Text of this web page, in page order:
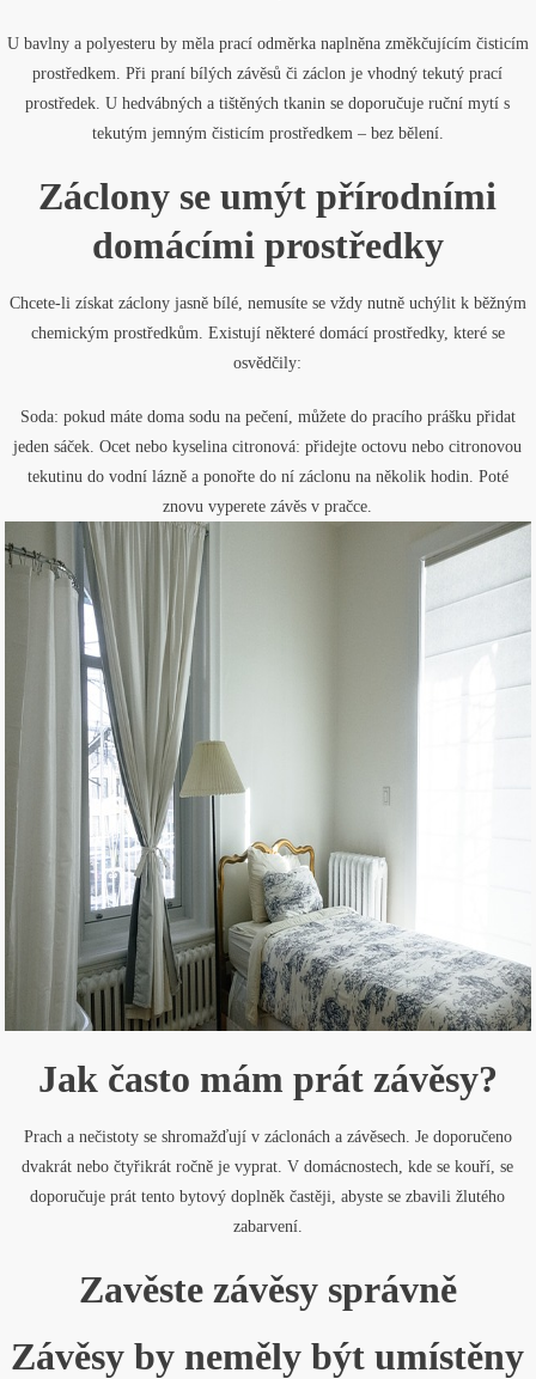
U bavlny a polyesteru by měla prací odměrka naplněna změkčujícím čisticím
prostředkem. Při praní bílých závěsů či záclon je vhodný tekutý prací
prostředek. U hedvábných a tištěných tkanin se doporučuje ruční mytí s
tekutým jemným čisticím prostředkem – bez bělení.
Záclony se umýt přírodními
domácími prostředky
Chcete-li získat záclony jasně bílé, nemusíte se vždy nutně uchýlit k běžným
chemickým prostředkům. Existují některé domácí prostředky, které se
osvědčily:
Soda: pokud máte doma sodu na pečení, můžete do pracího prášku přidat
jeden sáček. Ocet nebo kyselina citronová: přidejte octovu nebo citronovou
tekutinu do vodní lázně a ponořte do ní záclonu na několik hodin. Poté
znovu vyperete závěs v pračce.
Jak často mám prát závěsy?
Prach a nečistoty se shromažďují v záclonách a závěsech. Je doporučeno
dvakrát nebo čtyřikrát ročně je vyprat. V domácnostech, kde se kouří, se
doporučuje prát tento bytový doplněk častěji, abyste se zbavili žlutého
zabarvení.
Zavěste závěsy správně
Závěsy by neměly být umístěny